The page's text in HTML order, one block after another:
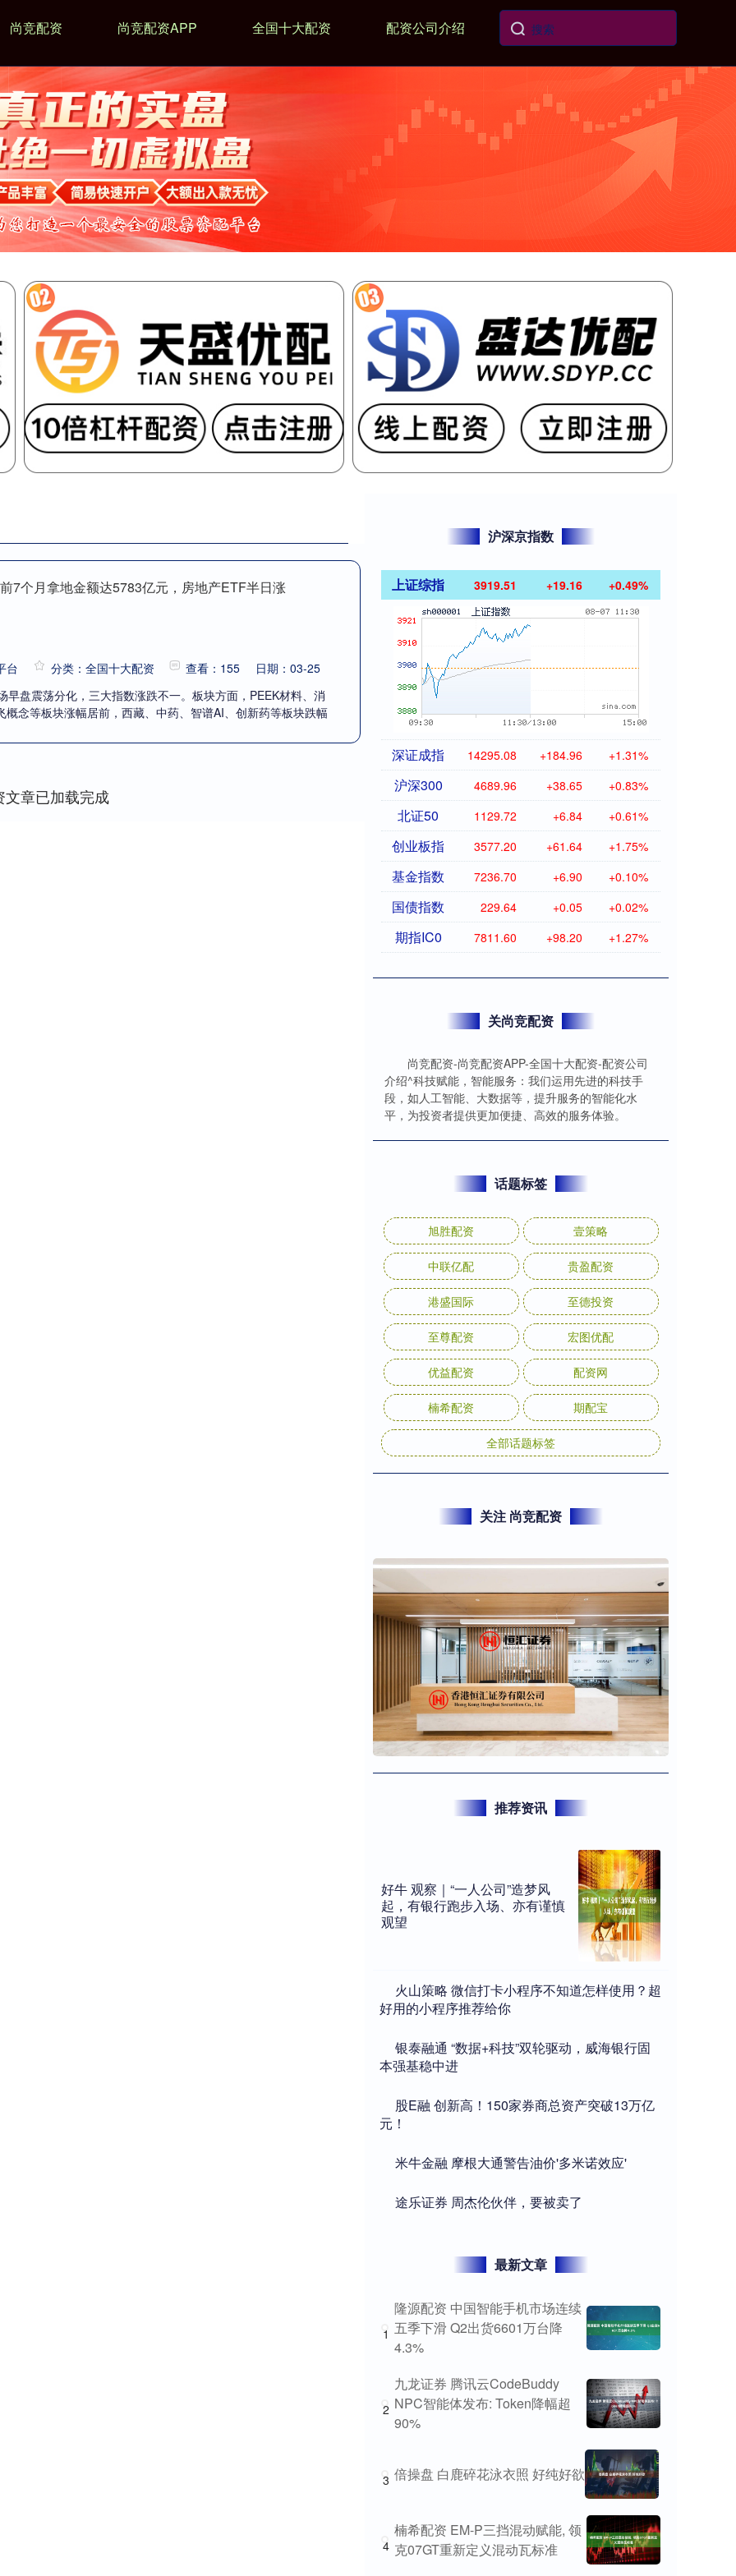
尚竞配资 尚竞配资APP 全国十大配资 配资公司介绍
7个月拿地金额达5783亿元，房地产ETF半日涨
台 分类：全国十大配资 查看：155
日期：03-25
早盘震荡分化，三大指数涨跌不一。板块方面，PEEK材料、消
概念等板块涨幅居前，西藏、中药、智谱AI、创新药等板块跌幅
文章已加载完成
沪深京指数
上证综指 3919.51 +19.16 +0.49%
深证成指 14295.08 +184.96 +1.31%
沪深300 4689.96 +38.65 +0.83%
北证50 1129.72 +6.84 +0.61%
创业板指 3577.20 +61.64 +1.75%
基金指数 7236.70 +6.90 +0.10%
国债指数 229.64 +0.05 +0.02%
期指IC0 7811.60 +98.20 +1.27%
关尚竞配资
尚竞配资-尚竞配资APP-全国十大配资-配资公司
介绍^科技赋能，智能服务：我们运用先进的科技手
段，如人工智能、大数据等，提升服务的智能化水
平，为投资者提供更加便捷、高效的服务体验。
话题标签
旭胜配资 壹策略
中联亿配 贵盈配资
港盛国际 至德投资
至尊配资 宏图优配
优益配资 配资网
楠希配资 期配宝
全部话题标签
关注 尚竞配资
推荐资讯
好牛 观察｜“一人公司”造梦风
起，有银行跑步入场、亦有谨慎
观望
​火山策略 微信打卡小程序不知道怎样使用？超
好用的小程序推荐给你
​银泰融通 “数据+科技”双轮驱动，威海银行固
本强基稳中进
​股E融 创新高！150家券商总资产突破13万亿
元！
​米牛金融 摩根大通警告油价'多米诺效应'
​途乐证券 周杰伦伙伴，要被卖了
最新文章
1
隆源配资 中国智能手机市场连续
五季下滑 Q2出货6601万台降
4.3%
2
九龙证券 腾讯云CodeBuddy
NPC智能体发布: Token降幅超
90%
3 倍操盘 白鹿碎花泳衣照 好纯好欲
4
楠希配资 EM-P三挡混动赋能, 领
克07GT重新定义混动瓦标准